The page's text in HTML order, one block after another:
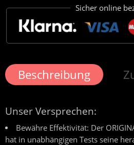
Sicher online
Beschreibung
Unser Versprechen:
Bewähre Effektivität: Der
hat in unabhängigen Tests seine